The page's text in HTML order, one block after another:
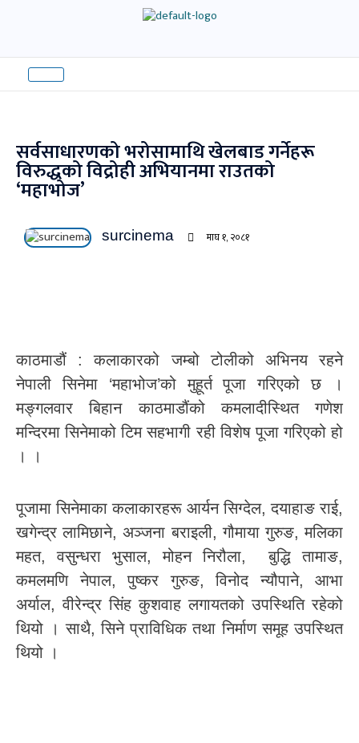
सर्वसाधारणको भरोसामाथि खेलबाड गर्नेहरू
विरुद्धको विद्रोही अभियानमा राउतको
‘महाभोज’
surcinema माघ १, २०८१
काठमाडौं : कलाकारको जम्बो टोलीको अभिनय रहने
नेपाली सिनेमा ‘महाभोज’को मुहूर्त पूजा गरिएको छ ।
मङ्गलवार बिहान काठमाडौंको कमलादीस्थित गणेश
मन्दिरमा सिनेमाको टिम सहभागी रही विशेष पूजा गरिएको हो
। ।
पूजामा सिनेमाका कलाकारहरू आर्यन सिग्देल, दयाहाङ राई,
खगेन्द्र लामिछाने, अञ्जना बराइली, गौमाया गुरुङ, मलिका
महत, वसुन्धरा भुसाल, मोहन निरौला, बुद्धि तामाङ,
कमलमणि नेपाल, पुष्कर गुरुङ, विनोद न्यौपाने, आभा
अर्याल, वीरेन्द्र सिंह कुशवाह लगायतको उपस्थिति रहेको
थियो । साथै, सिने प्राविधिक तथा निर्माण समूह उपस्थित
थियो ।